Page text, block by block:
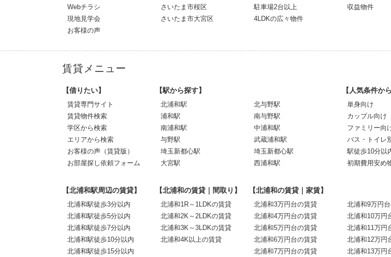
Webチラシ
現地見学会
お客様の声
さいたま市桜区
さいたま市大宮区
駐車場2台以上
4LDKの広々物件
収益物件
賃貸メニュー
【借りたい】
賃貸専門サイト
賃貸物件検索
学区から検索
エリアから検索
お客様の声（賃貸版）
お部屋探し依頼フォーム
【駅から探す】
北浦和駅
浦和駅
南浦和駅
与野駅
埼玉新都心駅
大宮駅
北与野駅
南与野駅
中浦和駅
武蔵浦和駅
埼玉新都心駅
西浦和駅
【人気条件か
単身向け
カップル向け
ファミリー向
バス・トイレ
駅徒歩10分以
初期費用安め
【北浦和駅周辺の賃貸】
北浦和駅徒歩3分以内
北浦和駅徒歩5分以内
北浦和駅徒歩7分以内
北浦和駅徒歩10分以内
北浦和駅徒歩15分以内
【北浦和の賃貸｜間取り】
北浦和1R～1LDKの賃貸
北浦和2K～2LDKの賃貸
北浦和3K～3LDKの賃貸
北浦和4K以上の賃貸
【北浦和の賃貸｜家賃】
北浦和3万円台の賃貸
北浦和4万円台の賃貸
北浦和5万円台の賃貸
北浦和6万円台の賃貸
北浦和7万円台の賃貸
北浦和9万円
北浦和10万円
北浦和11万円
北浦和12万円
北浦和13万円